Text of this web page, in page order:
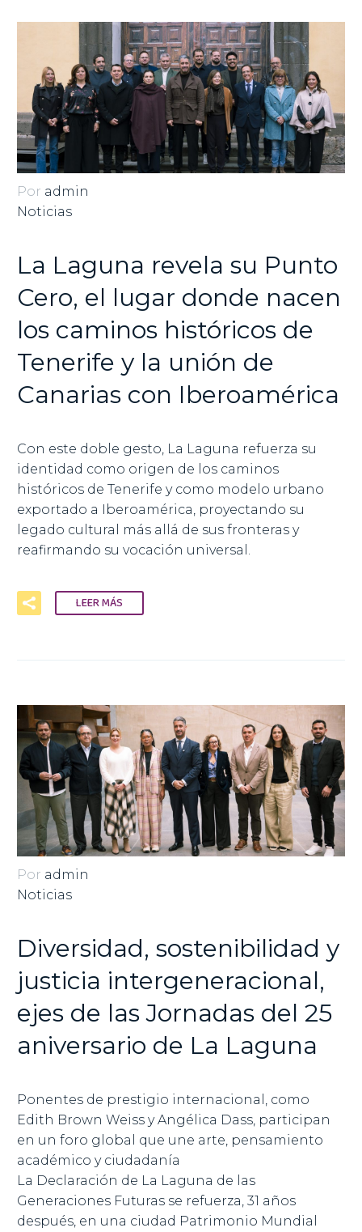
Por admin
Noticias
La Laguna revela su Punto
Cero, el lugar donde nacen
los caminos históricos de
Tenerife y la unión de
Canarias con Iberoamérica
Con este doble gesto, La Laguna refuerza su
identidad como origen de los caminos
históricos de Tenerife y como modelo urbano
exportado a Iberoamérica, proyectando su
legado cultural más allá de sus fronteras y
reafirmando su vocación universal.
LEER MÁS
Por admin
Noticias
Diversidad, sostenibilidad y
justicia intergeneracional,
ejes de las Jornadas del 25
aniversario de La Laguna
Ponentes de prestigio internacional, como
Edith Brown Weiss y Angélica Dass, participan
en un foro global que une arte, pensamiento
académico y ciudadanía
La Declaración de La Laguna de las
Generaciones Futuras se refuerza, 31 años
después, en una ciudad Patrimonio Mundial